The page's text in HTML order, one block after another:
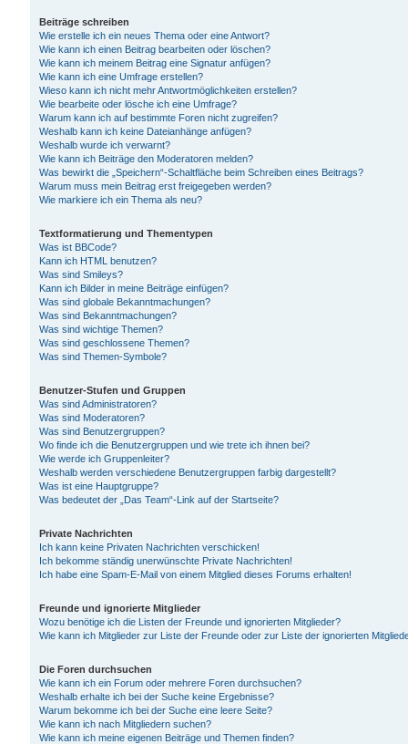
Beiträge schreiben
Wie erstelle ich ein neues Thema oder eine Antwort?
Wie kann ich einen Beitrag bearbeiten oder löschen?
Wie kann ich meinem Beitrag eine Signatur anfügen?
Wie kann ich eine Umfrage erstellen?
Wieso kann ich nicht mehr Antwortmöglichkeiten erstellen?
Wie bearbeite oder lösche ich eine Umfrage?
Warum kann ich auf bestimmte Foren nicht zugreifen?
Weshalb kann ich keine Dateianhänge anfügen?
Weshalb wurde ich verwarnt?
Wie kann ich Beiträge den Moderatoren melden?
Was bewirkt die „Speichern“-Schaltfläche beim Schreiben eines Beitrags?
Warum muss mein Beitrag erst freigegeben werden?
Wie markiere ich ein Thema als neu?
Textformatierung und Thementypen
Was ist BBCode?
Kann ich HTML benutzen?
Was sind Smileys?
Kann ich Bilder in meine Beiträge einfügen?
Was sind globale Bekanntmachungen?
Was sind Bekanntmachungen?
Was sind wichtige Themen?
Was sind geschlossene Themen?
Was sind Themen-Symbole?
Benutzer-Stufen und Gruppen
Was sind Administratoren?
Was sind Moderatoren?
Was sind Benutzergruppen?
Wo finde ich die Benutzergruppen und wie trete ich ihnen bei?
Wie werde ich Gruppenleiter?
Weshalb werden verschiedene Benutzergruppen farbig dargestellt?
Was ist eine Hauptgruppe?
Was bedeutet der „Das Team“-Link auf der Startseite?
Private Nachrichten
Ich kann keine Privaten Nachrichten verschicken!
Ich bekomme ständig unerwünschte Private Nachrichten!
Ich habe eine Spam-E-Mail von einem Mitglied dieses Forums erhalten!
Freunde und ignorierte Mitglieder
Wozu benötige ich die Listen der Freunde und ignorierten Mitglieder?
Wie kann ich Mitglieder zur Liste der Freunde oder zur Liste der ignorierten
Die Foren durchsuchen
Wie kann ich ein Forum oder mehrere Foren durchsuchen?
Weshalb erhalte ich bei der Suche keine Ergebnisse?
Warum bekomme ich bei der Suche eine leere Seite?
Wie kann ich nach Mitgliedern suchen?
Wie kann ich meine eigenen Beiträge und Themen finden?